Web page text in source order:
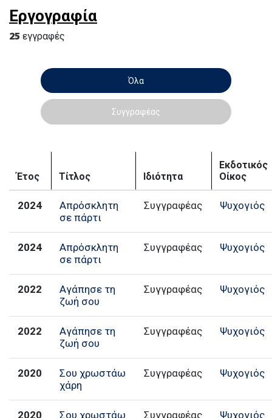
Εργογραφία
25 εγγραφές
Όλα
Συγγραφέας
Έτος Τίτλος Ιδιότητα
Εκδοτικός
Οίκος
2024
Απρόσκλητη
σε πάρτι
Συγγραφέας Ψυχογιός
2024
Απρόσκλητη
σε πάρτι
Συγγραφέας Ψυχογιός
2022
Αγάπησε τη
ζωή σου
Συγγραφέας Ψυχογιός
2022
Αγάπησε τη
ζωή σου
Συγγραφέας Ψυχογιός
2020
Σου χρωστάω
χάρη
Συγγραφέας Ψυχογιός
2020 Σου χρωστάω Συγγραφέας Ψυχογιός